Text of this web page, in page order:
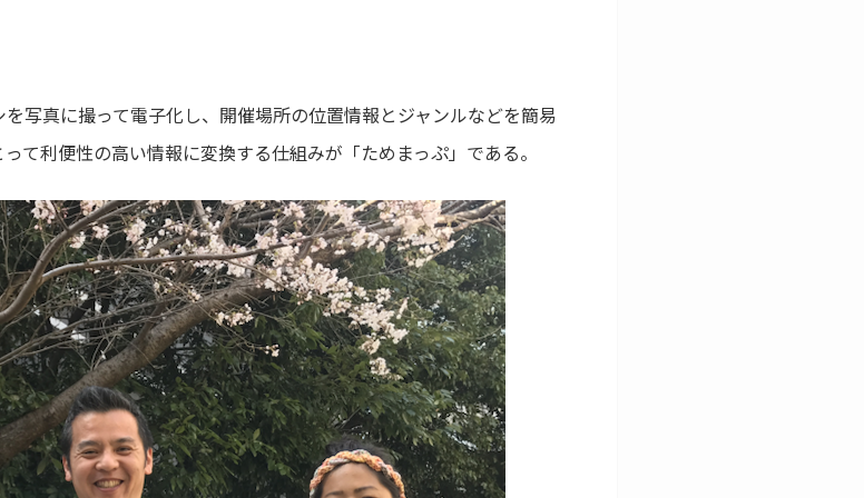
写真に撮って電子化し、開催場所の位置情報とジャンルなどを簡易
て利便性の高い情報に変換する仕組みが「ためまっぷ」である。